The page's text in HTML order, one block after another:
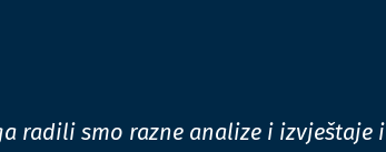
radili smo razne analize i izvještaje